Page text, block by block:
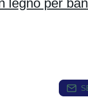
legno per